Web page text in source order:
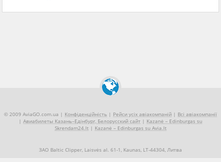
© 2009 AviaGO.com.ua | Конфіденційність | Рейси усіх авіакомпаній | Всі авіакомпанії
| Авиабилеты Казань–Едінбург, Белорусский сайт | Kazanė – Edinburgas su
Skrendam24.lt | Kazanė – Edinburgas su Avia.lt
ЗАО Baltic Clipper, Laisvės al. 61-1, Kaunas, LT-44304, Литва